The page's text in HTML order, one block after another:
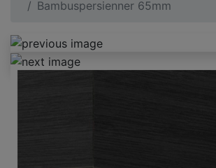
Bambuspersienner 65mm